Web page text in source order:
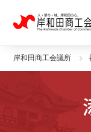
岸和田商工会議所